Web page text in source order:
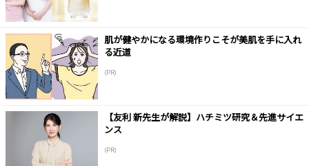
肌が健やかになる環境作りこそが美肌を手に入れ
る近道
(PR)
【友利 新先生が解説】ハチミツ研究＆先進サイエ
ンス
(PR)